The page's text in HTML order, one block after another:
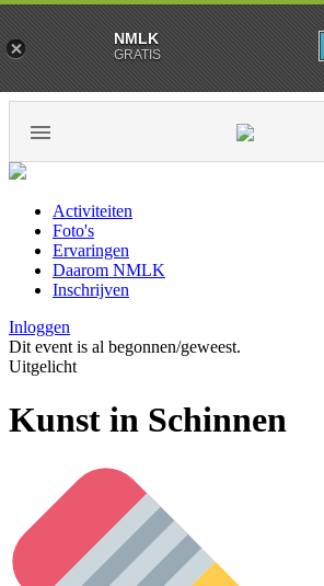
Activiteiten
Foto's
Ervaringen
Daarom NMLK
Inschrijven
Inloggen
Dit event is al begonnen/geweest.
Uitgelicht
Kunst in Schinnen
NMLK
GRATIS